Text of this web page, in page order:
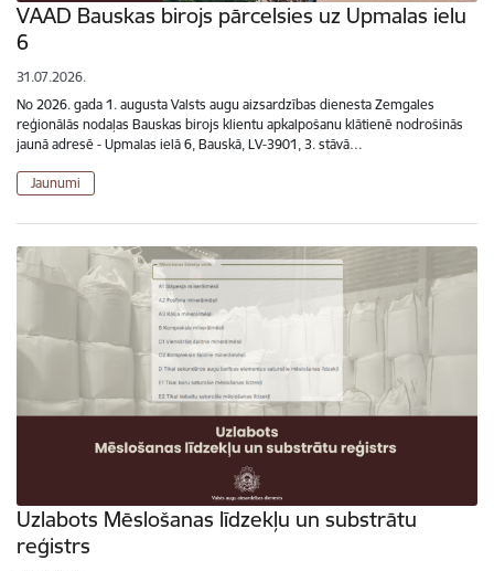
VAAD Bauskas birojs pārcelsies uz Upmalas ielu
6
31.07.2026.
No 2026. gada 1. augusta Valsts augu aizsardzības dienesta Zemgales
reģionālās nodaļas Bauskas birojs klientu apkalpošanu klātienē nodrošinās
jaunā adresē - Upmalas ielā 6, Bauskā, LV-3901, 3. stāvā…
Jaunumi
Uzlabots Mēslošanas līdzekļu un substrātu
reģistrs